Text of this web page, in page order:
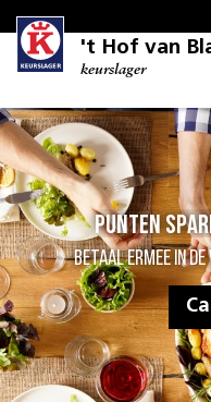
't Hof van
keurslager
Punten
Betaal ermee in